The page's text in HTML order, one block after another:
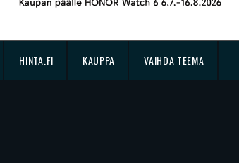
HINTA.FI KAUPPA VAIHDA TEEMA